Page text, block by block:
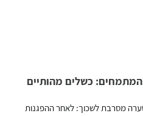
כשלים מהותיים
מסרבת לשכוך: לאחר ההפגנות